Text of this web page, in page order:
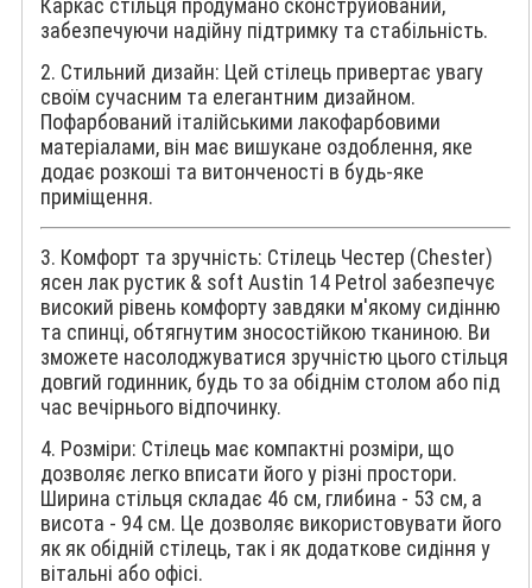
Каркас стільця продумано сконструйований,
забезпечуючи надійну підтримку та стабільність.
2. Стильний дизайн: Цей стілець привертає увагу
своїм сучасним та елегантним дизайном.
Пофарбований італійськими лакофарбовими
матеріалами, він має вишукане оздоблення, яке
додає розкоші та витонченості в будь-яке
приміщення.
3. Комфорт та зручність: Стілець Честер (Chester)
ясен лак рустик & soft Austin 14 Petrol забезпечує
високий рівень комфорту завдяки м'якому сидінню
та спинці, обтягнутим зносостійкою тканиною. Ви
зможете насолоджуватися зручністю цього стільця
довгий годинник, будь то за обіднім столом або під
час вечірнього відпочинку.
4. Розміри: Стілець має компактні розміри, що
дозволяє легко вписати його у різні простори.
Ширина стільця складає 46 см, глибина - 53 см, а
висота - 94 см. Це дозволяє використовувати його
як як обідній стілець, так і як додаткове сидіння у
вітальні або офісі.